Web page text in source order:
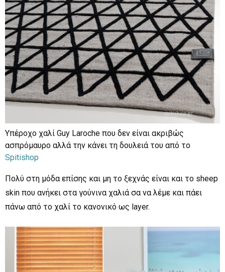
Yπέροχο χαλί Guy Laroche που δεν είναι ακριβώς
ασπρόμαυρο αλλά την κάνει τη δουλειά του από το
Spitishop
Πολύ στη μόδα επίσης και μη το ξεχνάς είναι και το sheep
skin που ανήκει στα γούνινα χαλιά σα να λέμε και πάει
πάνω από το χαλί το κανονικό ως layer.